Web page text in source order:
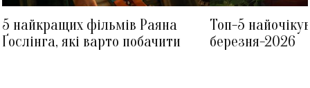
5 найкращих фільмів Раяна
Ґослінга, які варто побачити
Топ-5
березня-2026